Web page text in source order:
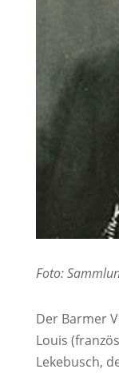
Foto:
Der Barmer
Louis
Lekebusch,